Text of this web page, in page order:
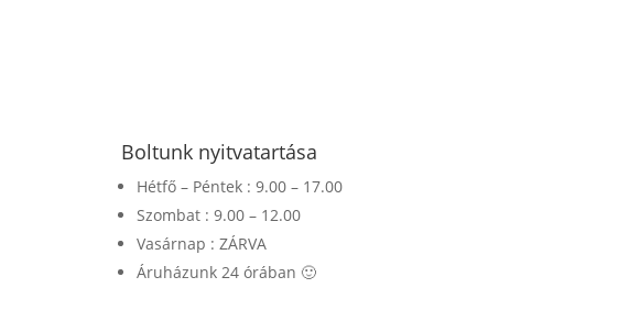
Boltunk nyitvatartása
Hétfő – Péntek : 9.00 – 17.00
Szombat : 9.00 – 12.00
Vasárnap : ZÁRVA
Áruházunk 24 órában 🙂